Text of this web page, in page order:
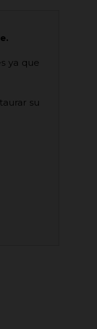
ya que
su